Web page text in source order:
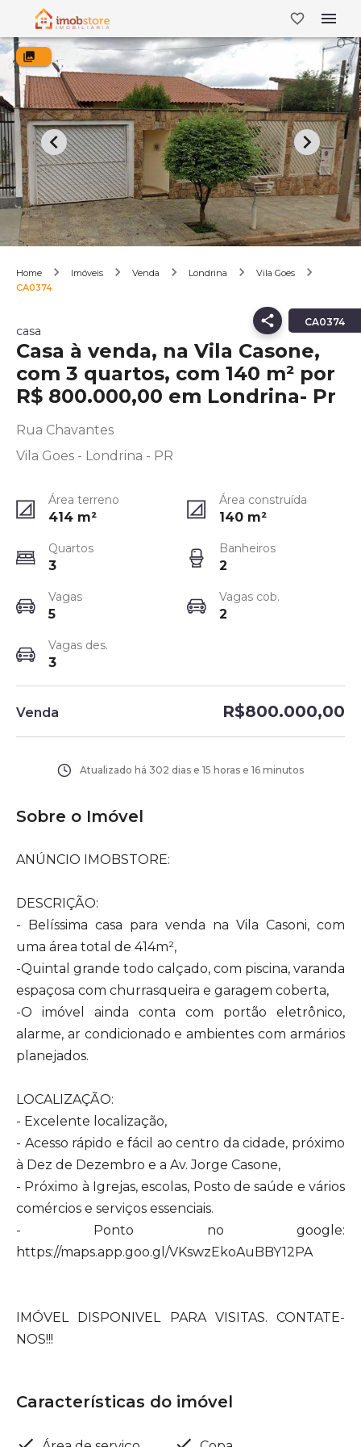
Home Imóveis Venda Londrina
Vila Goes
CA0374
CA0374
casa
Casa à venda, na Vila Casone,
com 3 quartos, com 140 m² por
R$ 800.000,00 em Londrina- Pr
Rua Chavantes
Vila Goes - Londrina - PR
Área terreno
414 m²
Área construída
140 m²
Quartos
3
Banheiros
2
Vagas
5
Vagas cob.
2
Vagas des.
3
Venda R$800.000,00
Atualizado há 302 dias e 15 horas e 16 minutos
Sobre o Imóvel
ANÚNCIO IMOBSTORE:
DESCRIÇÃO:
- Belíssima casa para venda na Vila Casoni, com
uma área total de 414m²,
-Quintal grande todo calçado, com piscina, varanda
espaçosa com churrasqueira e garagem coberta,
-O imóvel ainda conta com portão eletrônico,
alarme, ar condicionado e ambientes com armários
planejados.
LOCALIZAÇÃO:
- Excelente localização,
- Acesso rápido e fácil ao centro da cidade, próximo
à Dez de Dezembro e a Av. Jorge Casone,
- Próximo à Igrejas, escolas, Posto de saúde e vários
comércios e serviços essenciais.
- Ponto no google:
https://maps.app.goo.gl/VKswzEkoAuBBY12PA
IMÓVEL DISPONIVEL PARA VISITAS. CONTATE-
NOS!!!
Características do imóvel